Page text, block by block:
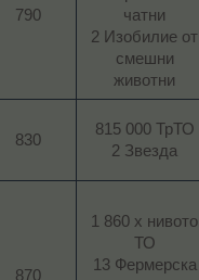
790
чатни
2 Изобилие от
смешни
животни​
830
815 000 ТрТО
2 Звезда​
870
1 860 х нивото
ТО
13 Фермерска